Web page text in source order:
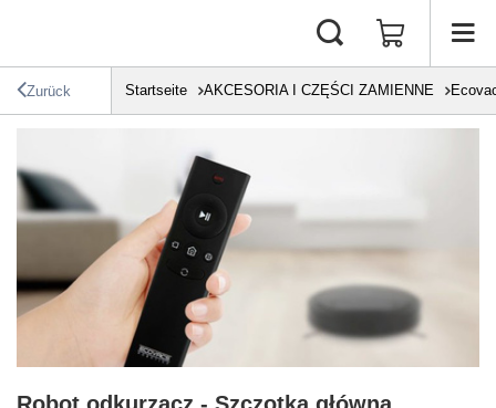
Zurück Startseite AKCESORIA I CZĘŚCI ZAMIENNE
Robot odkurzacz - Szczotka główna